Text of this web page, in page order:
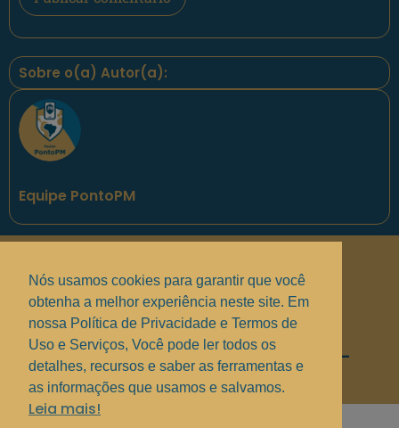
Sobre o(a) Autor(a):
Equipe PontoPM
Termos de uso e Serviços
Solucionando suas dúvidas
Copyright © 2017 - 2025 —
—
PontoPM
Nós usamos cookies para garantir que você
obtenha a melhor experiência neste site. Em
nossa Política de Privacidade e Termos de
Uso e Serviços, Você pode ler todos os
detalhes, recursos e saber as ferramentas e
as informações que usamos e salvamos.
Leia mais!